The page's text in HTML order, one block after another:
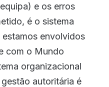
e os erros
é o sistema
envolvidos
com o Mundo
organizacional
autoritária é